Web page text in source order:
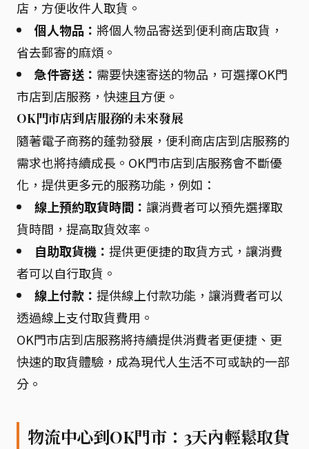
店，方便收件人取貨。
個人物品： 將個人物品寄送到便利商店取貨，
省去郵寄的麻煩。
急件寄送： 需要快速寄送的物品，可選擇OK門
市店到店服務，快速且方便。
OK門市店到店服務的未來發展
隨著電子商務的蓬勃發展，便利商店店到店服務的
需求也將持續成長。OK門市店到店服務會不斷優
化，提供更多元的服務功能，例如：
線上預約取貨時間： 讓消費者可以預先選擇取
貨時間，提高取貨效率。
自助取貨機： 提供更便捷的取貨方式，讓消費
者可以自行取貨。
線上付款： 提供線上付款功能，讓消費者可以
透過線上支付取貨費用。
OK門市店到店服務將持續提供消費者更便捷、更
快速的取貨體驗，成為現代人生活不可或缺的一部
分。
物流中心到OK門市：3天內輕鬆取貨